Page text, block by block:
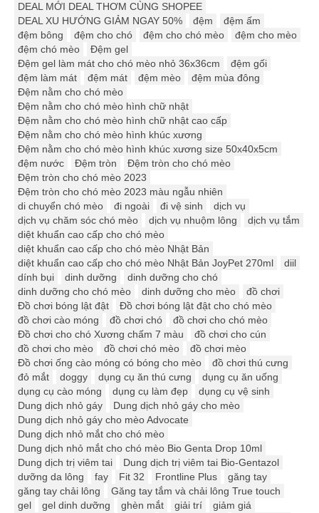
DEAL MỚI DEAL THƠM CÙNG SHOPEE
DEAL XU HƯỚNG GIẢM NGAY 50%
đệm
đệm ấm
đệm bông
đệm cho chó đệm cho chó mèo
đệm cho mèo
đệm chó mèo
Đệm gel
Đệm gel làm mát cho chó mèo nhỏ 36x36cm
đệm gối
đệm làm mát
đệm mát đệm mèo
đệm mùa đông
Đệm nằm cho chó mèo
Đệm nằm cho chó mèo hình chữ nhật
Đệm nằm cho chó mèo hình chữ nhật cao cấp
Đệm nằm cho chó mèo hình khúc xương
Đệm nằm cho chó mèo hình khúc xương size 50x40x5cm
đệm nước
Đệm tròn
Đệm tròn cho chó mèo
Đệm tròn cho chó mèo 2023
Đệm tròn cho chó mèo 2023 màu ngẫu nhiên
di chuyển chó mèo
đi ngoài đi vệ sinh
dịch vụ
dịch vụ chăm sóc chó mèo
dịch vụ nhuộm lông
dịch vụ tắm
diệt khuẩn cao cấp cho chó mèo
diệt khuẩn cao cấp cho chó mèo Nhật Bản
diệt khuẩn cao cấp cho chó mèo Nhật Bản JoyPet 270ml
diil
dính bụi
dinh dưỡng
dinh dưỡng cho chó
dinh dưỡng cho chó mèo
dinh dưỡng cho mèo
đồ chơi
Đồ chơi bóng lật đật
Đồ chơi bóng lật đật cho chó mèo
đồ chơi cào móng
đồ chơi chó
đồ chơi cho chó mèo
Đồ chơi cho chó Xương chấm 7 màu
đồ chơi cho cún
đồ chơi cho mèo
đồ chơi chó mèo
đồ chơi mèo
Đồ chơi ống cào móng có bóng cho mèo
đồ chơi thú cưng
đỏ mắt
doggy dụng cụ ăn thú cưng
dụng cụ ăn uống
dụng cụ cào móng
dụng cụ làm đẹp
dụng cụ vệ sinh
Dung dịch nhỏ gáy
Dung dịch nhỏ gáy cho mèo
Dung dịch nhỏ gáy cho mèo Advocate
Dung dịch nhỏ mắt cho chó mèo
Dung dịch nhỏ mắt cho chó mèo Bio Genta Drop 10ml
Dung dịch trị viêm tai
Dung dịch trị viêm tai Bio-Gentazol
dưỡng da lông
fay Fit 32 Frontline Plus
găng tay
găng tay chải lông
Găng tay tắm và chải lông True touch
gel
gel dinh dưỡng ghèn mắt giải trí
giảm giá